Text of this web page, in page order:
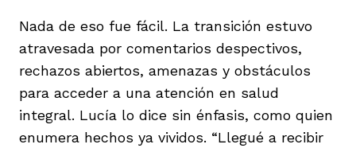
Nada de eso fue fácil. La transición estuvo
atravesada por comentarios despectivos,
rechazos abiertos, amenazas y obstáculos
para acceder a una atención en salud
integral. Lucía lo dice sin énfasis, como quien
enumera hechos ya vividos. “Llegué a recibir